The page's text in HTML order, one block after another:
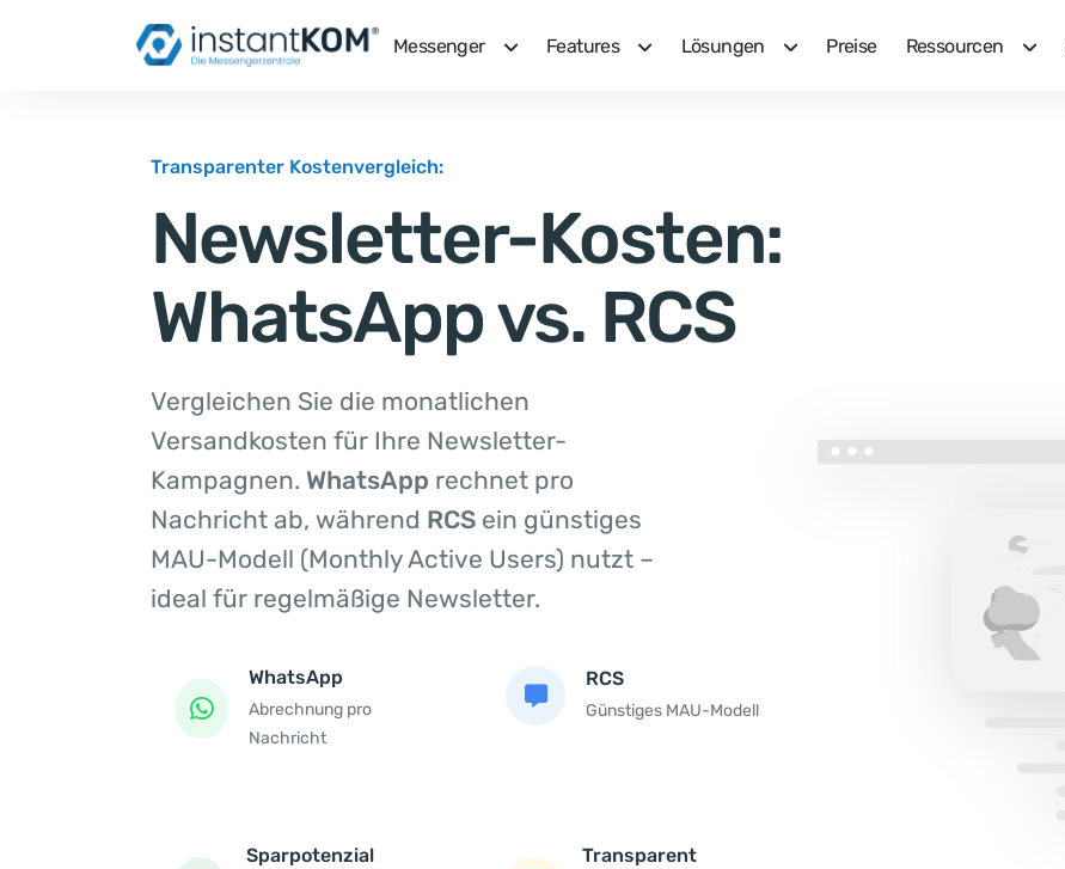
Messenger Features Lösungen Preise Ressourcen
Transparenter Kostenvergleich:
Newsletter-Kosten:
WhatsApp vs. RCS
Vergleichen Sie die monatlichen
Versandkosten für Ihre Newsletter-
Kampagnen. WhatsApp rechnet pro
Nachricht ab, während RCS ein günstiges
MAU-Modell (Monthly Active Users) nutzt –
ideal für regelmäßige Newsletter.
WhatsApp
Abrechnung pro
Nachricht
RCS
Günstiges MAU-Modell
Sparpotenzial Transparent